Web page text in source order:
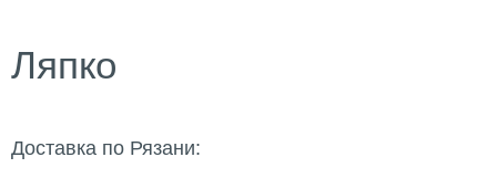
Ляпко
Доставка по Рязани: